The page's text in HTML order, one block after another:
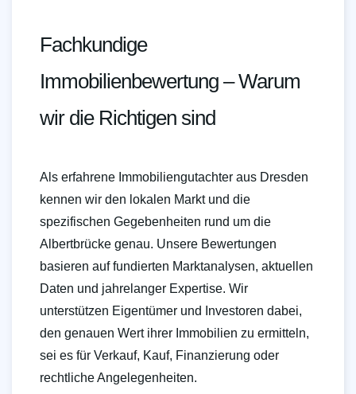
Fachkundige
Immobilienbewertung – Warum
wir die Richtigen sind
Als erfahrene Immobiliengutachter aus Dresden
kennen wir den lokalen Markt und die
spezifischen Gegebenheiten rund um die
Albertbrücke genau. Unsere Bewertungen
basieren auf fundierten Marktanalysen, aktuellen
Daten und jahrelanger Expertise. Wir
unterstützen Eigentümer und Investoren dabei,
den genauen Wert ihrer Immobilien zu ermitteln,
sei es für Verkauf, Kauf, Finanzierung oder
rechtliche Angelegenheiten.